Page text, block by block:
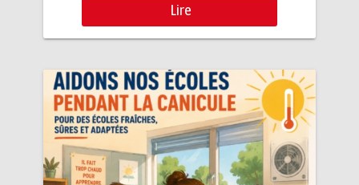
Lire